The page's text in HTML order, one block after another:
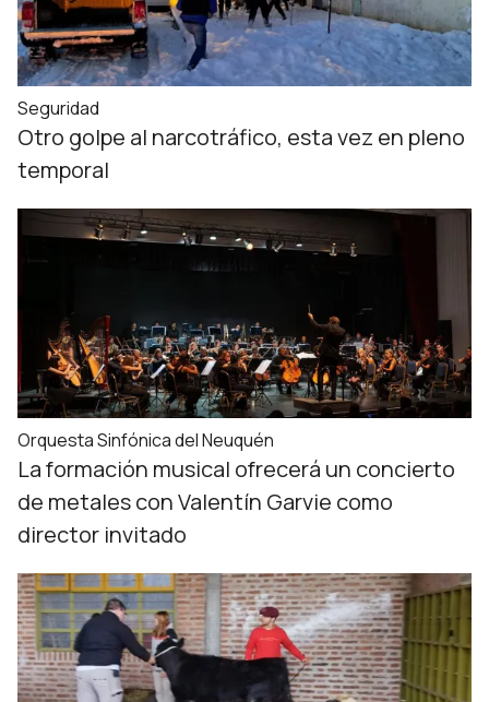
Seguridad
Otro golpe al narcotráfico, esta vez en pleno
temporal
Orquesta Sinfónica del Neuquén
La formación musical ofrecerá un concierto
de metales con Valentín Garvie como
director invitado